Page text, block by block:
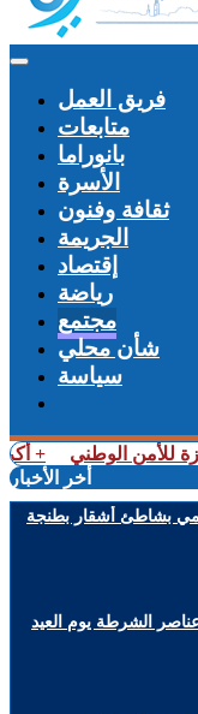
فريق العمل
متابعات
بانوراما
الأسرة
ثقافة وفنون
الجريمة
إقتصاد
رياضة
مجتمع
شأن محلي
سياسة
+ أكرد يقترب
أخر الأخبار
بشاطئ أشقار بطنجة
الشرطة يوم العيد